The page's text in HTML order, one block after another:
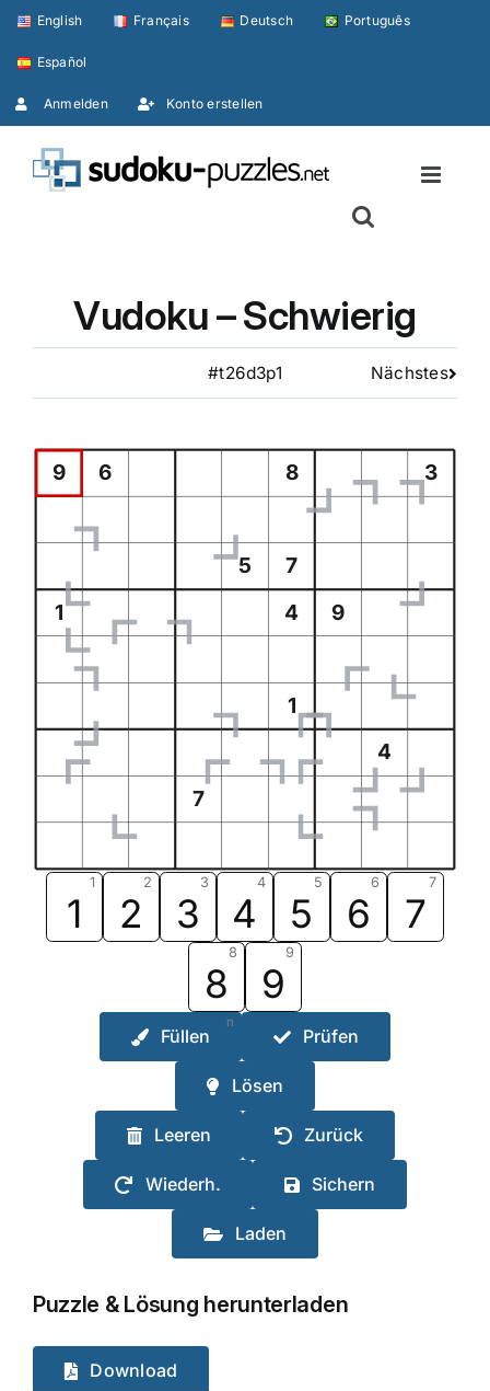
Skip
content
English Français Deutsch Português
Español
Anmelden Konto erstellen
Vudoku – Schwierig
#t26d3p1 Nächstes
9 6 8 3
5
7
1
4 9
1
4
7
1
1
2
2
3
3
4
4
5
5
6
6
7
7
8
8
9
9
n
Füllen Prüfen
Lösen
Leeren Zurück
Wiederh. Sichern
Laden
Puzzle & Lösung herunterladen
Download